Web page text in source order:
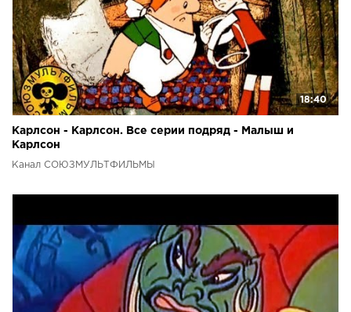
18:40
Карлсон - Карлсон. Все серии подряд - Малыш и
Карлсон
Канал СОЮЗМУЛЬТФИЛЬМЫ